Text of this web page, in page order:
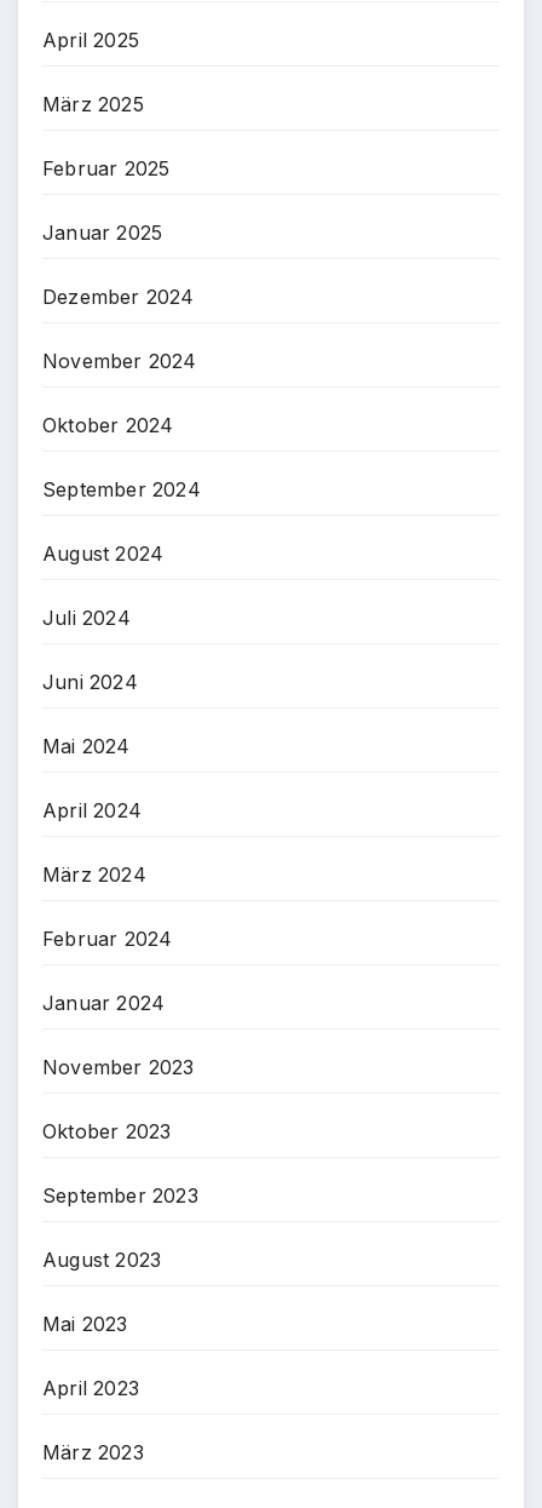
April 2025
März 2025
Februar 2025
Januar 2025
Dezember 2024
November 2024
Oktober 2024
September 2024
August 2024
Juli 2024
Juni 2024
Mai 2024
April 2024
März 2024
Februar 2024
Januar 2024
November 2023
Oktober 2023
September 2023
August 2023
Mai 2023
April 2023
März 2023